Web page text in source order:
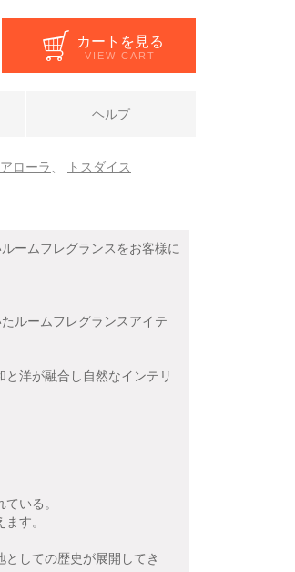
カートを見る
VIEW CART
ヘルプ
アローラ トスダイス
ームフレグランスをお客様に
ルームフレグランスアイテ
洋が融合し自然なインテリ
いる。
す。
しての歴史が展開してき